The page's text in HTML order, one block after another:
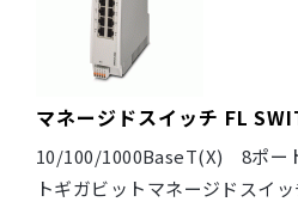
マネージドスイッチ FL
10/100/1000BaseT(X) 8ポー
トギガビットマネージドスイッ